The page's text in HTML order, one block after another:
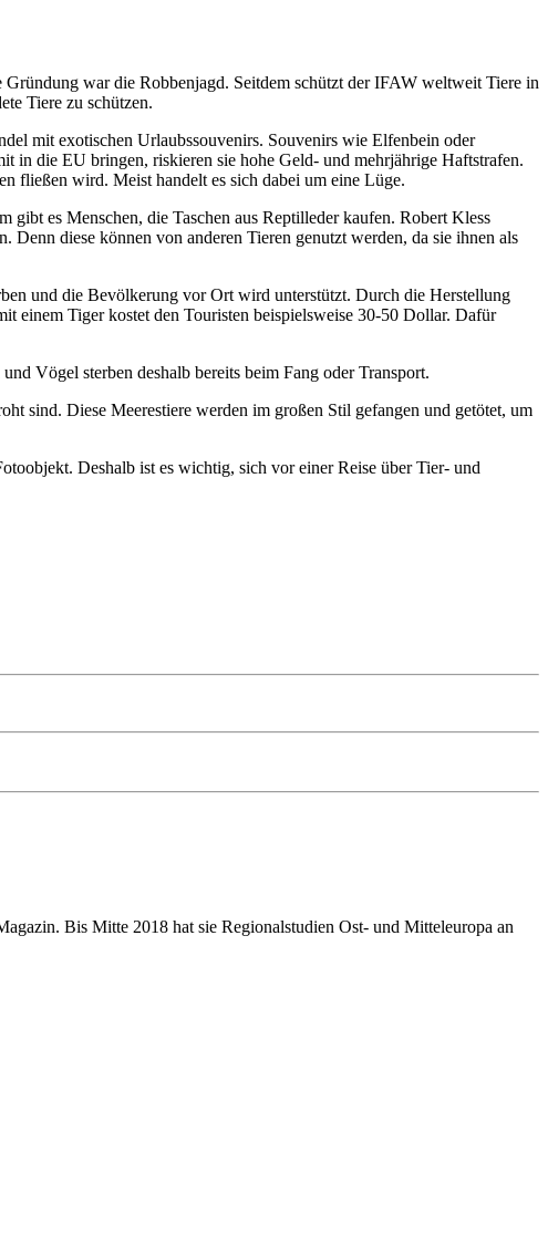
war die Robbenjagd. Seitdem schützt der IFAW weltweit Tiere in
Tiere zu schützen.
mit exotischen Urlaubssouvenirs. Souvenirs wie Elfenbein oder
in die EU bringen, riskieren sie hohe Geld- und mehrjährige Haftstrafen.
fließen wird. Meist handelt es sich dabei um eine Lüge.
gibt es Menschen, die Taschen aus Reptilleder kaufen. Robert Kless
Denn diese können von anderen Tieren genutzt werden, da sie ihnen als
und die Bevölkerung vor Ort wird unterstützt. Durch die Herstellung
einem Tiger kostet den Touristen beispielsweise 30-50 Dollar. Dafür
Vögel sterben deshalb bereits beim Fang oder Transport.
sind. Diese Meerestiere werden im großen Stil gefangen und getötet, um
Deshalb ist es wichtig, sich vor einer Reise über Tier- und
Bis Mitte 2018 hat sie Regionalstudien Ost- und Mitteleuropa an